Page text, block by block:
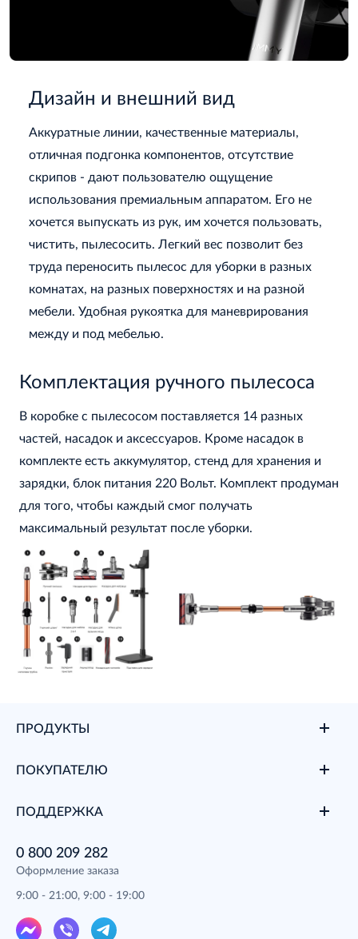
Дизайн и внешний вид
Аккуратные линии, качественные материалы,
отличная подгонка компонентов, отсутствие
скрипов - дают пользователю ощущение
использования премиальным аппаратом. Его не
хочется выпускать из рук, им хочется пользовать,
чистить, пылесосить. Легкий вес позволит без
труда переносить пылесос для уборки в разных
комнатах, на разных поверхностях и на разной
мебели. Удобная рукоятка для маневрирования
между и под мебелью.
Комплектация ручного пылесоса
В коробке с пылесосом поставляется 14 разных
частей, насадок и аксессуаров. Кроме насадок в
комплекте есть аккумулятор, стенд для хранения и
зарядки, блок питания 220 Вольт. Комплект продуман
для того, чтобы каждый смог получать
максимальный результат после уборки.
ПРОДУКТЫ
ПОКУПАТЕЛЮ
ПОДДЕРЖКА
0 800 209 282
Оформление заказа
9:00 - 21:00, 9:00 - 19:00